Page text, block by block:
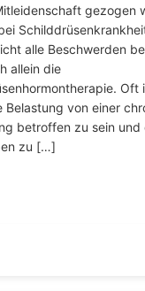
gezogen
alle Beschwerden
allein die
Oft
Belastung von einer
betroffen zu sein
zu […]